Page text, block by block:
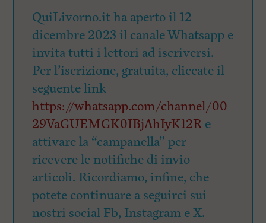
QuiLivorno.it ha aperto il 12
dicembre 2023 il canale Whatsapp e
invita tutti i lettori ad iscriversi.
Per l’iscrizione, gratuita, cliccate il
seguente link
https://whatsapp.com/channel/00
29VaGUEMGK0IBjAhIyK12Re
attivare la “campanella” per
ricevere le notifiche di invio
articoli. Ricordiamo, infine, che
potete continuare a seguirci sui
nostri social Fb, Instagram e X.